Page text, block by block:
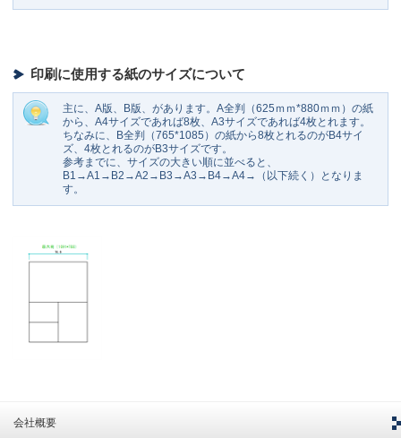
印刷に使用する紙のサイズについて
主に、A版、B版、があります。A全判（625ｍｍ*880ｍｍ）の紙
から、A4サイズであれば8枚、A3サイズであれば4枚とれます。
ちなみに、B全判（765*1085）の紙から8枚とれるのがB4サイ
ズ、4枚とれるのがB3サイズです。
参考までに、サイズの大きい順に並べると、
B1→A1→B2→A2→B3→A3→B4→A4→（以下続く）となりま
す。
会社概要